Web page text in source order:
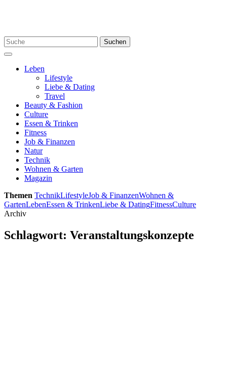
Search
for:
Suchen
Menu
Leben
Lifestyle
Liebe & Dating
Travel
Beauty & Fashion
Culture
Essen & Trinken
Fitness
Job & Finanzen
Natur
Technik
Wohnen & Garten
Magazin
Themen TechnikLifestyleJob & FinanzenWohnen &
GartenLebenEssen & TrinkenLiebe & DatingFitnessCulture
Archiv
Schlagwort: Veranstaltungskonzepte